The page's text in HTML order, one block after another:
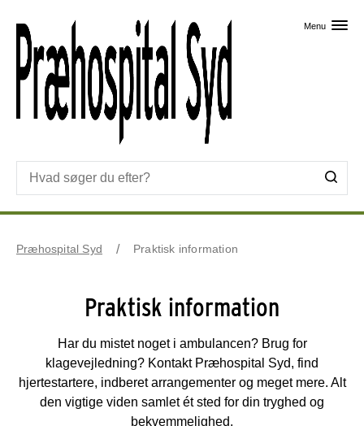
Menu
Præhospital Syd Praktisk information
Praktisk information
Har du mistet noget i ambulancen? Brug for
klagevejledning? Kontakt Præhospital Syd, find
hjertestartere, indberet arrangementer og meget mere. Alt
den vigtige viden samlet ét sted for din tryghed og
bekvemmelighed.